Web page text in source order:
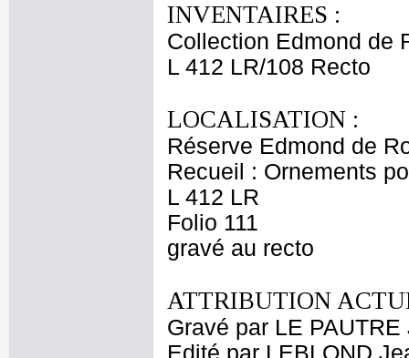
INVENTAIRES :
Collection Edmond de
L 412 LR/108 Recto
LOCALISATION :
Réserve Edmond de
Recueil : Ornements
L 412 LR
Folio 111
gravé au recto
ATTRIBUTION
Gravé par LE PAUTRE
Edité par LEBLOND